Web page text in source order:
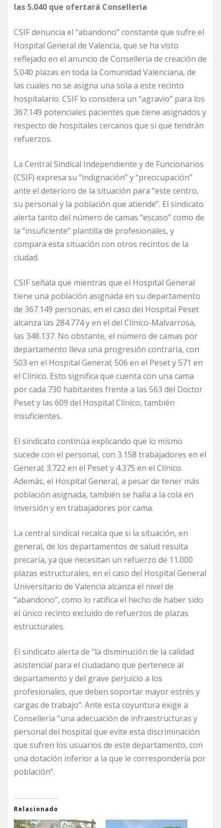
las 5.040 que ofertará Conselleria
CSIF denuncia el “abandono” constante que sufre el
Hospital General de Valencia, que se ha visto
reflejado en el anuncio de Conselleria de creación de
5.040 plazas en toda la Comunidad Valenciana, de
las cuales no se asigna una sola a este recinto
hospitalario. CSIF lo considera un “agravio” para los
367.149 potenciales pacientes que tiene asignados y
respecto de hospitales cercanos que sí que tendrán
refuerzos.
La Central Sindical Independiente y de Funcionarios
(CSIF) expresa su “indignación” y “preocupación”
ante el deterioro de la situación para “este centro,
su personal y la población que atiende”. El sindicato
alerta tanto del número de camas “escaso” como de
la “insuficiente” plantilla de profesionales, y
compara esta situación con otros recintos de la
ciudad.
CSIF señala que mientras que el Hospital General
tiene una población asignada en su departamento
de 367.149 personas, en el caso del Hospital Peset
alcanza las 284.774 y en el del Clínico-Malvarrosa,
las 348.137. No obstante, el número de camas por
departamento lleva una progresión contraria, con
503 en el Hospital General; 506 en el Peset y 571 en
el Clínico. Esto significa que cuenta con una cama
por cada 730 habitantes frente a las 563 del Doctor
Peset y las 609 del Hospital Clínico, también
insuficientes.
El sindicato continúa explicando que lo mismo
sucede con el personal, con 3.158 trabajadores en el
General; 3.722 en el Peset y 4.375 en el Clínico.
Además, el Hospital General, a pesar de tener más
población asignada, también se halla a la cola en
inversión y en trabajadores por cama.
La central sindical recalca que si la situación, en
general, de los departamentos de salud resulta
precaria, ya que necesitan un refuerzo de 11.000
plazas estructurales, en el caso del Hospital General
Universitario de Valencia alcanza el nivel de
“abandono”, como lo ratifica el hecho de haber sido
el único recinto excluido de refuerzos de plazas
estructurales.
El sindicato alerta de “la disminución de la calidad
asistencial para el ciudadano que pertenece al
departamento y del grave perjuicio a los
profesionales, que deben soportar mayor estrés y
cargas de trabajo”. Ante esta coyuntura exige a
Conselleria “una adecuación de infraestructuras y
personal del hospital que evite esta discriminación
que sufren los usuarios de este departamento, con
una dotación inferior a la que le correspondería por
población”.
Relacionado